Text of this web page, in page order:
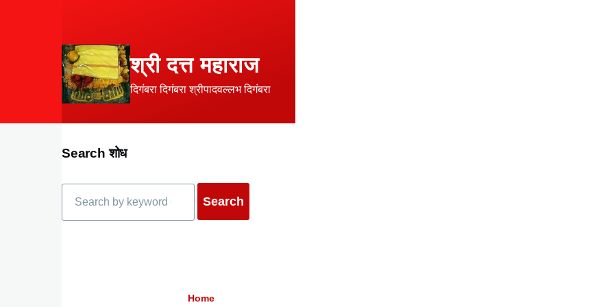
श्री दत्त महाराज
दिगंबरा दिगंबरा श्रीपादवल्लभ दिगंबरा
Search शोध
Breadcrumb
Home